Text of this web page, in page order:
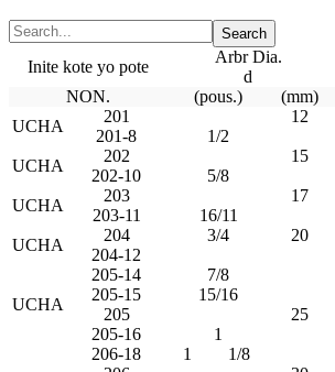
Inite kote yo pote
Arbr Dia.
d
NON.
(pous.) (mm)
UCHA
201 12
201-8
1/2
UCHA
202 15
202-10
5/8
UCHA
203 17
203-11
16/11
UCHA
204 3/4 20
204-12
UCHA
205-14
7/8
205-15
15/16
205
25
205-16
1
206-18 1
1/8